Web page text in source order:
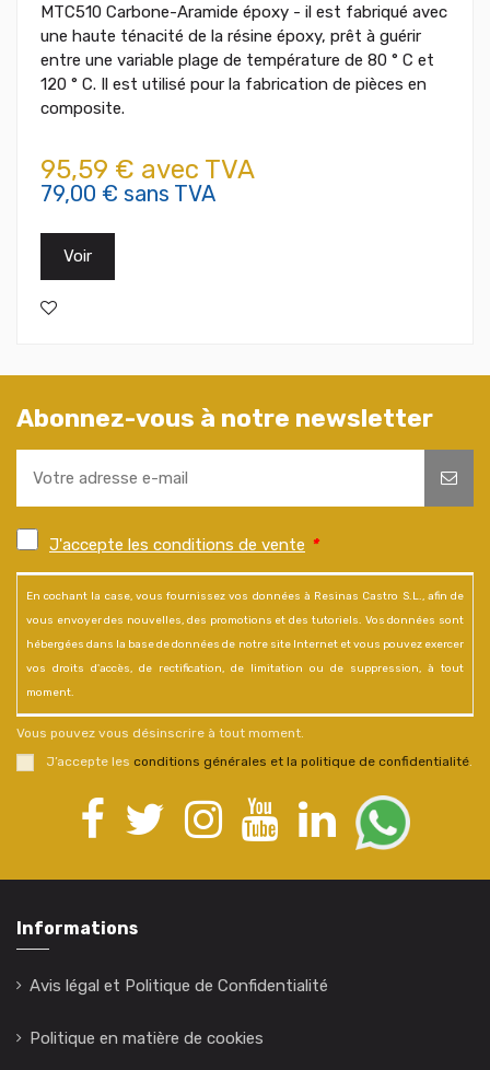
MTC510 Carbone-Aramide époxy - il est fabriqué avec
une haute ténacité de la résine époxy, prêt à guérir
entre une variable plage de température de 80 ° C et
120 ° C. Il est utilisé pour la fabrication de pièces en
composite.
95,59 € avec TVA
79,00 € sans TVA
Voir
Abonnez-vous à notre newsletter
J'accepte les conditions de vente *
En cochant la case, vous fournissez vos données à Resinas Castro S.L., afin de
vous envoyer des nouvelles, des promotions et des tutoriels. Vos données sont
hébergées dans la base de données de notre site Internet et vous pouvez exercer
vos droits d'accès, de rectification, de limitation ou de suppression, à tout
moment.
Vous pouvez vous désinscrire à tout moment.
J’accepte les conditions générales et la politique de confidentialité.
Informations
Avis légal et Politique de Confidentialité
Politique en matière de cookies